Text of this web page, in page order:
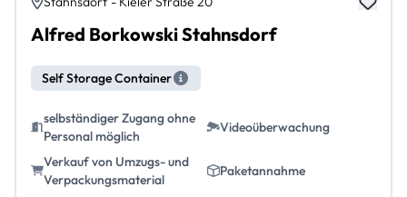
Alfred Borkowski Stahnsdorf
Self Storage Container
selbständiger Zugang ohne
Personal möglich
Videoüberwachung
Verkauf von Umzugs- und
Verpackungsmaterial
Paketannahme